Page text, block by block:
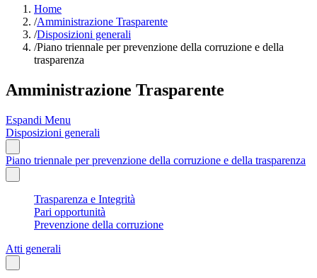
Home
/Amministrazione Trasparente
/Disposizioni generali
/Piano triennale per prevenzione della corruzione e della
trasparenza
Amministrazione Trasparente
Espandi Menu
Disposizioni generali
Piano triennale per prevenzione della corruzione e della trasparenza
Trasparenza e Integrità
Pari opportunità
Prevenzione della corruzione
Atti generali